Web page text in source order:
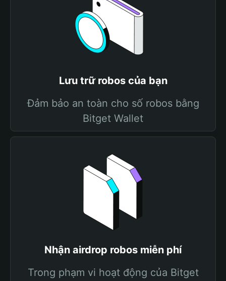
Lưu trữ robos của bạn
Đảm bảo an toàn cho số robos bằng
Bitget Wallet
Nhận airdrop robos miễn phí
Trong phạm vi hoạt động của Bitget